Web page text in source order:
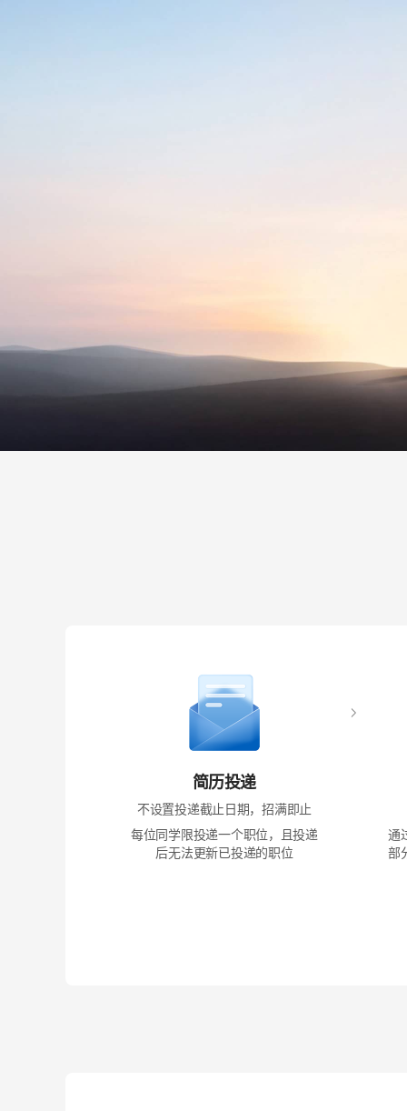
简历投递
不设置投递截止日期，招满即止
每位同学限投递一个职位，且投递
后无法更新已投递的职位
通
部